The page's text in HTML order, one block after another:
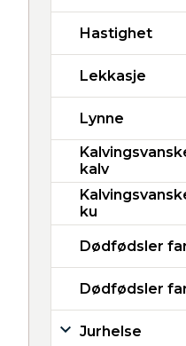
Hastighet
Lekkasje
Lynne
kalv
ku
Dødfødsler
Dødfødsler
Jurhelse